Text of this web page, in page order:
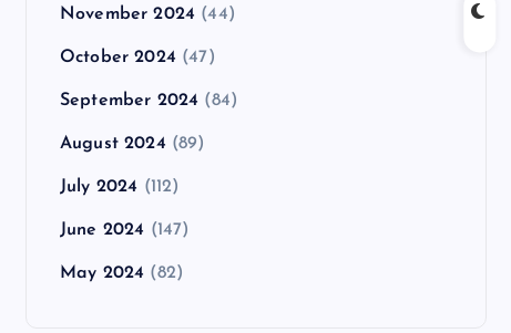
November 2024 (44)
October 2024 (47)
September 2024 (84)
August 2024 (89)
July 2024 (112)
June 2024 (147)
May 2024 (82)